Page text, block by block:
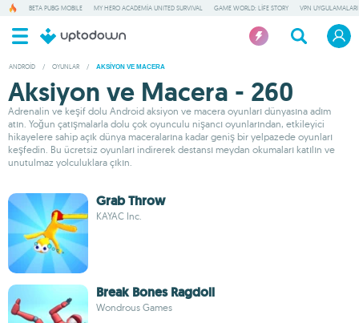
BETA PUBG MOBILE MY HERO ACADEMIA UNITED SURVIVAL GAME WORLD: LIFE STORY VPN UYGULAMALARI
ANDROID / OYUNLAR / AKSIYON VE MACERA
Aksiyon ve Macera - 260
Adrenalin ve keşif dolu Android aksiyon ve macera oyunları dünyasına adım
atın. Yoğun çatışmalarla dolu çok oyunculu nişancı oyunlarından, etkileyici
hikayelere sahip açık dünya maceralarına kadar geniş bir yelpazede oyunları
keşfedin. Bu ücretsiz oyunları indirerek destansı meydan okumaları katılın ve
unutulmaz yolculuklara çıkın.
Grab Throw
KAYAC Inc.
Break Bones Ragdoll
Wondrous Games